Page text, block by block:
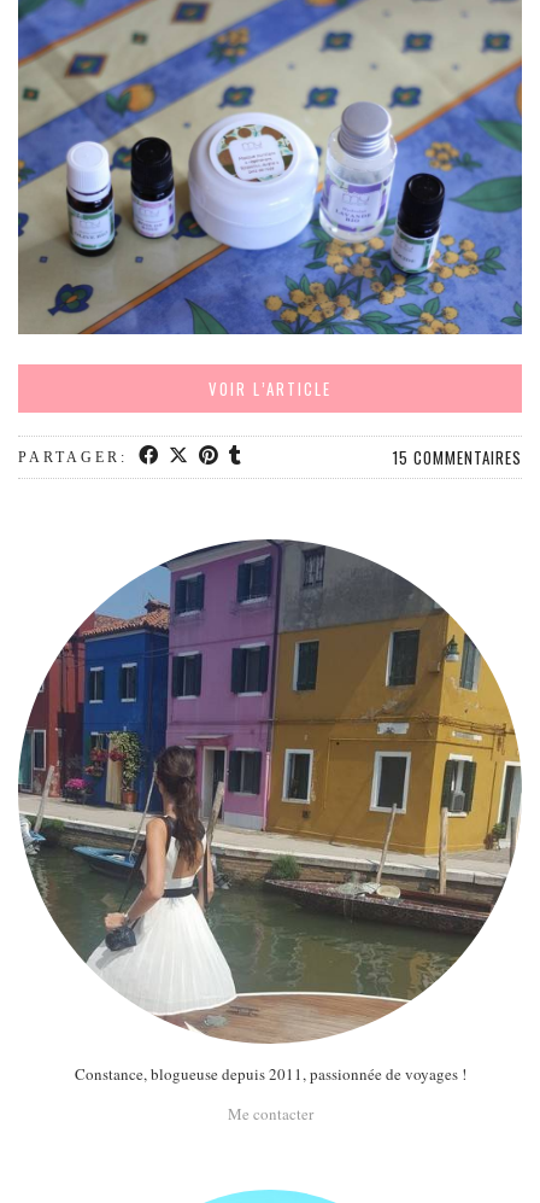
ESPAGNE
FRANCE
GRÈCE
HONGRIE
ITALIE
PAYS BAS
RÉPUBLIQUE TCHÈQUE
OCÉANIE
AUSTRALIE
MON PROGRAMME DE YOGA EN LIGNE
AUTRES CATÉGORIES
DIVERSES BOX
DIY
LIFESTYLE
ME CONTACTER
A PROPOS
PARUTIONS ET PARTENARIATS
VOIR L’ARTICLE
PARTAGER: 15 COMMENTAIRES
Constance, blogueuse depuis 2011, passionnée de voyages !
Me contacter